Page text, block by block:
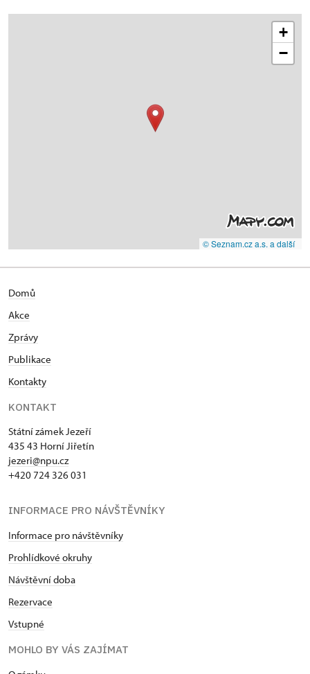
+
−
© Seznam.cz a.s. a další
Domů
Akce
Zprávy
Publikace
Kontakty
KONTAKT
Státní zámek Jezeří
435 43 Horní Jiřetín
jezeri@npu.cz
+420 724 326 031
INFORMACE PRO NÁVŠTĚVNÍKY
Informace pro návštěvníky
Prohlídkové okruhy
Návštěvní doba
Rezervace
Vstupné
MOHLO BY VÁS ZAJÍMAT